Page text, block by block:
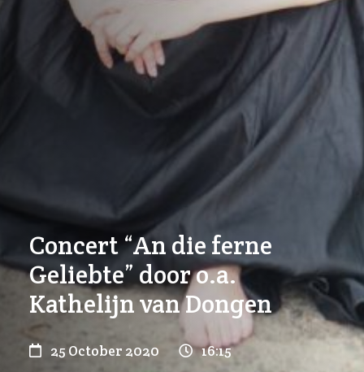
Concert “An die ferne
Geliebte” door o.a.
Kathelijn van Dongen
25 October 2020 16:15